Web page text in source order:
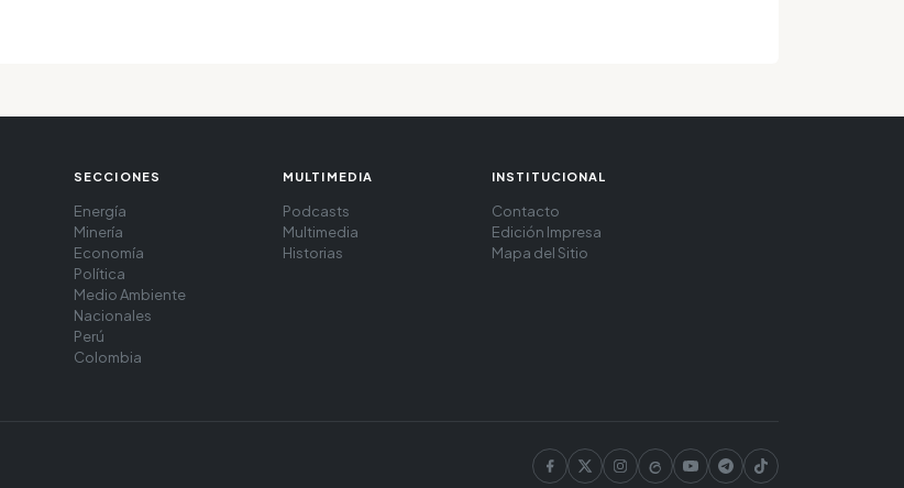
SECCIONES
Energía
Minería
Economía
Política
Medio Ambiente
Nacionales
Perú
Colombia
MULTIMEDIA
Podcasts
Multimedia
Historias
INSTITUCIONAL
Contacto
Edición Impresa
Mapa del Sitio